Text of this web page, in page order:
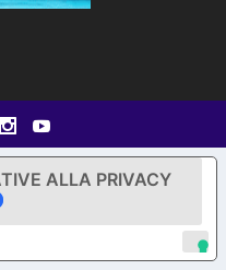
ALLA PRIVACY